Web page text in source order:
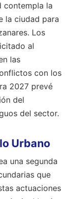
contempla la
la ciudad para
Los
al
las
con los
2027 prevé
del
del sector.
Urbano
una segunda
que
actuaciones